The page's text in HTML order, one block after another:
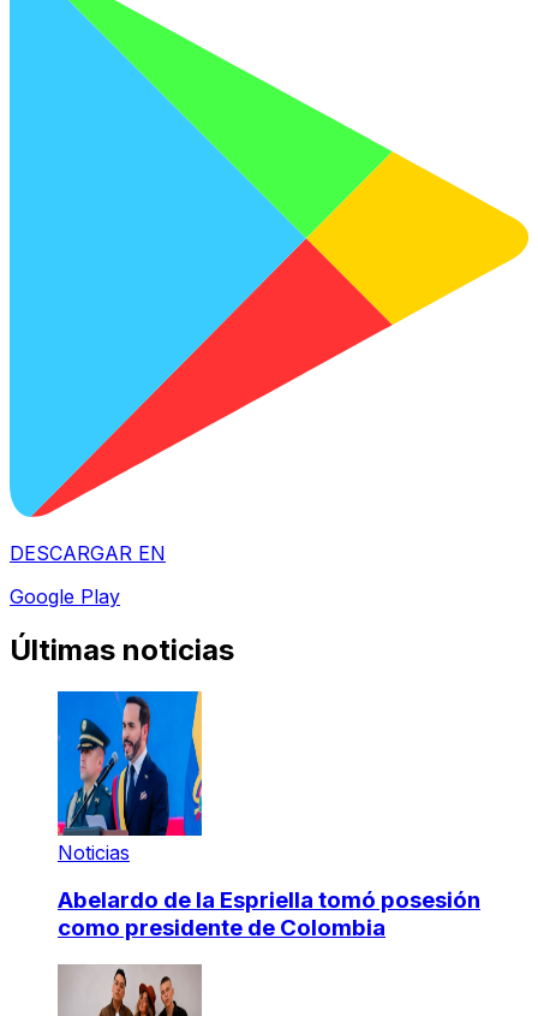
DESCARGAR EN
Google Play
Últimas noticias
Noticias
Abelardo de la Espriella tomó posesión
como presidente de Colombia